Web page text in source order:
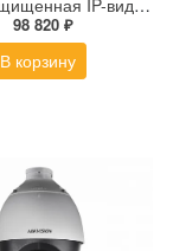
Взрывозащищенная IP-видеокамера Релион Релион-Exd-Н-100-ИК-IP5Мп2.8mm-PoE-МК-TR
98 820 ₽
В корзину